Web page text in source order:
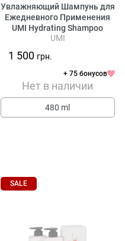
Увлажняющий Шампунь для
Ежедневного Применения
UMI Hydrating Shampoo
UMI
1 500 грн.
+ 75 бонусов
Нет в наличии
480 ml
SALE